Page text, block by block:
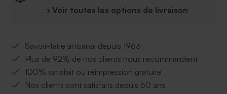
› Voir toutes les options de livraison
Savoir-faire artisanal depuis 1963
Plus de 92% de nos clients nous recommandent
100% satisfait ou réimpression gratuite
Nos clients sont satisfaits depuis 60 ans